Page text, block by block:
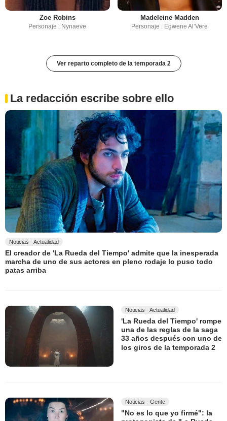
Zoe Robins
Personaje : Nynaeve
Madeleine Madden
Personaje : Egwene Al’Vere
Ver reparto completo de la temporada 2
La redacción escribe sobre ello
Noticias - Actualidad
El creador de 'La Rueda del Tiempo' admite que la inesperada
marcha de uno de sus actores en pleno rodaje lo puso todo
patas arriba
Noticias - Actualidad
'La Rueda del Tiempo' rompe
una de las reglas de la saga
33 años después con uno de
los giros de la temporada 2
Noticias - Gente
"No es lo que yo firmé": la